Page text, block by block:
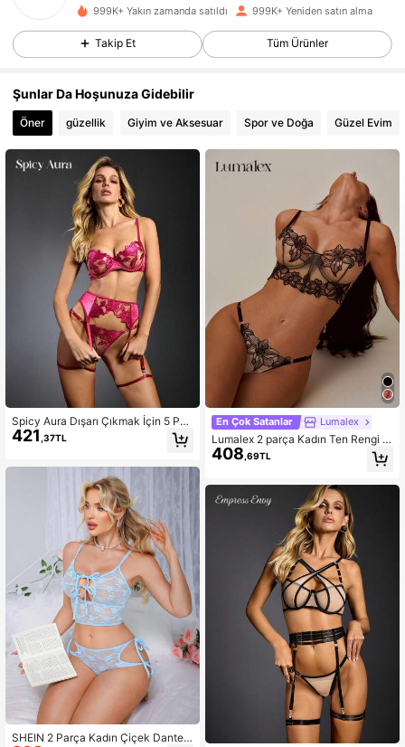
4,87 1.1M Takipçiler
4,87 1.1M Takipçiler
4,87 1.1M Takipçiler
4,87 1.1M Takipçiler
4,87 1.1M Takipçiler
4,87 1.1M Takipçiler
4,87 1.1M Takipçiler
1.1M Takipçiler
999K+ Yakın zamanda satıldı 999K+ Yeniden satın alma
Takip Et Tüm Ürünler
Şunlar Da Hoşunuza Gidebilir
Öner güzellik Giyim ve Aksesuar Spor ve Doğa Güzel Evim
Spicy Aura Dışarı Çıkmak İçin 5 Par
ça Seksi Kadın İç Çamaşırı Seti
421 ,37TL
SHEIN 2 Parça Kadın Çiçek Dantel
En Çok Satanlar Lumalex
Lumalex 2 parça Kadın Ten Rengi S
eksi İç Çamaşırı Seti
408 ,69TL